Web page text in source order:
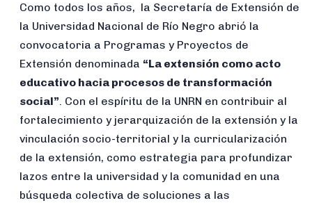
Como todos los años, la Secretaría de Extensión de
la Universidad Nacional de Río Negro abrió la
convocatoria a Programas y Proyectos de
Extensión denominada “La extensión como acto
educativo hacia procesos de transformación
social”. Con el espíritu de la UNRN en contribuir al
fortalecimiento y jerarquización de la extensión y la
vinculación socio-territorial y la curricularización
de la extensión, como estrategia para profundizar
lazos entre la universidad y la comunidad en una
búsqueda colectiva de soluciones a las